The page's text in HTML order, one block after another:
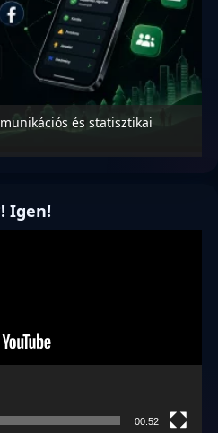
és statisztikai
Igen!
00:52